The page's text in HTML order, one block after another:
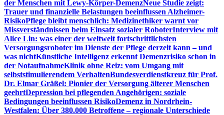
der Menschen mit Lewy-Körper-DemenzNeue Studie zeigt:
Trauer und finanzielle Belastungen beeinflussen Alzheimer-
RisikoPflege bleibt menschlich: Medizinethiker warnt vor
Missverständnissen beim Einsatz sozialer RoboterInterview mit
Alice Lin: was einer der weltweit fortschrittlichsten
Versorgungsroboter im Dienste der Pflege derzeit kann – und
was nichtKünstliche Intelligenz erkennt Demenzrisiko schon in
der NotaufnahmeKlinik ohne Reiz: vom Umgang mit
selbststimulierendem VerhaltenBundesverdienstkreuz für Prof.
Dr. Elmar Gräßel: Pionier der Versorgung älterer Menschen
geehrtDepression bei pflegenden Angehörigen: soziale
Bedingungen beeinflussen RisikoDemenz in Nordrhein-
Westfalen: Über 380.000 Betroffene – regionale Unterschiede